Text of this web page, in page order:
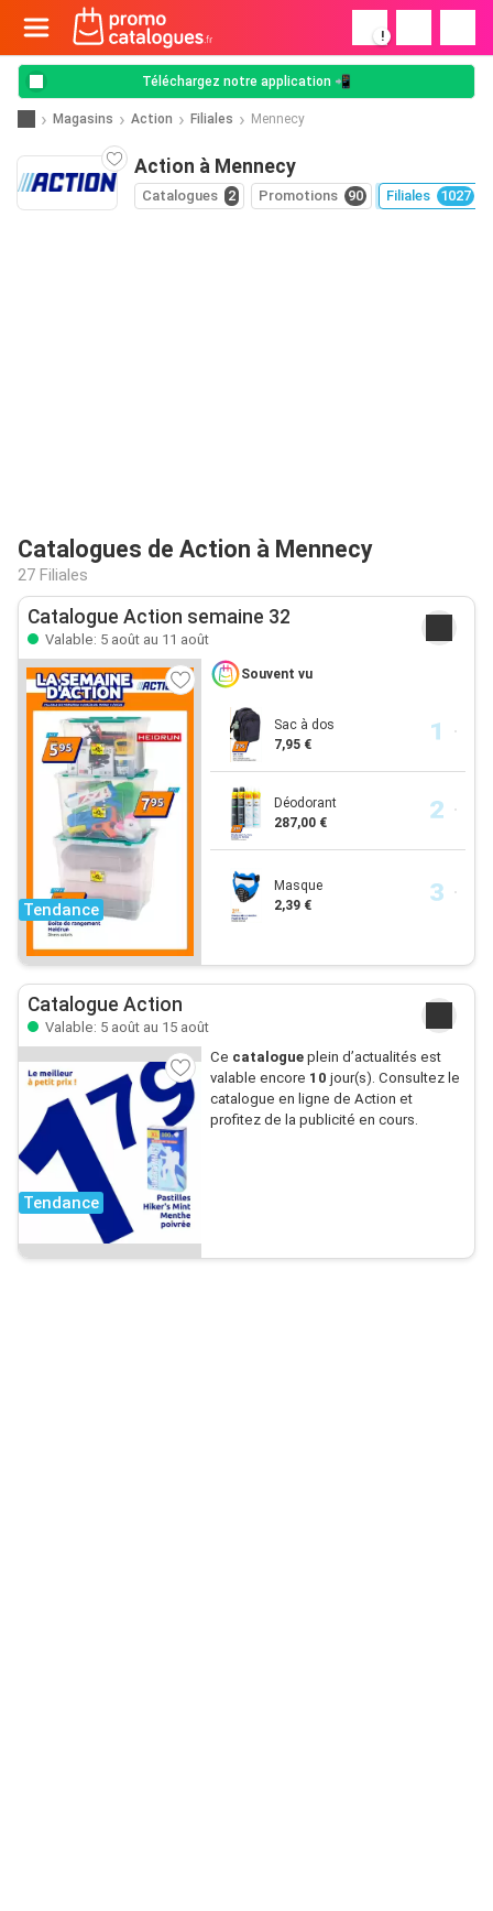
!
Téléchargez notre application 📲
Magasins Action Filiales Mennecy
Action à Mennecy
Catalogues 2 Promotions 90 Filiales 1027
Catalogues de Action à Mennecy
27 Filiales
Catalogue Action semaine 32
Valable: 5 août au 11 août
Tendance
Souvent vu
Sac à dos
7,95 €
Déodorant
287,00 €
Masque
2,39 €
Catalogue Action
Valable: 5 août au 15 août
Tendance
Ce catalogueplein d’actualités est
valable encore 10 jour(s). Consultez le
catalogue en ligne de Action et
profitez de la publicité en cours.